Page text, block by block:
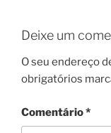
Deixe um
O seu endereço
obrigatórios
Comentário*